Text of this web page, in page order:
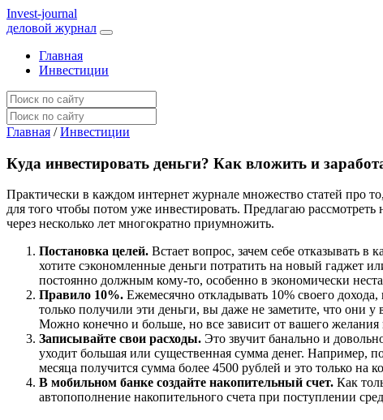
Invest-journal
деловой журнал
Главная
Инвестиции
Главная / Инвестиции
Куда инвестировать деньги? Как вложить и
Практически в каждом интернет журнале множество статей про
для того чтобы потом уже инвестировать. Предлагаю
через несколько лет многократно приумножить.
Постановка целей. Встает вопрос, зачем себе отказывать
хотите сэкономленные деньги потратить на новый гаджет
постоянно должным кому-то, особенно в экономически
Правило 10%. Ежемесячно откладывать 10% своего
только получили эти деньги, вы даже не заметите, что они
Можно конечно и больше, но все зависит от вашего желания
Записывайте свои расходы. Это звучит банально и
уходит большая или существенная сумма денег. Например,
месяца получится сумма более 4500 рублей и это только на
В мобильном банке создайте накопительный счет. Как
автопополнение накопительного счета при поступлении